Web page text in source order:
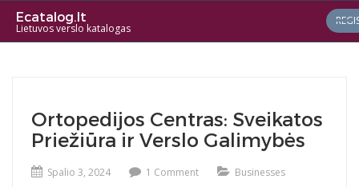
Ecatalog.lt
Lietuvos verslo katalogas
Ortopedijos Centras: Sveikatos
Priežiūra ir Verslo Galimybės
Spalio 3, 2024 1 Comment Businesses